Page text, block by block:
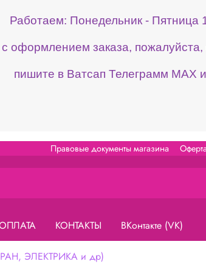
Работаем: Понедельник - Пятница
оформлением заказа,
пишите в Ватсап Телеграмм МАХ
Правовые документы магазина
КОНТАКТЫ ВКонтакте (VK)
ЭЛЕКТРИКА и др)